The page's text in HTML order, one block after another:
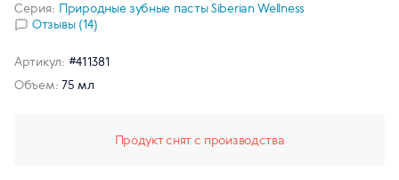
Серия: Природные зубные пасты Siberian Wellness
Отзывы (14)
Продукт снят с производства
Артикул: #411381
Объем: 75 мл